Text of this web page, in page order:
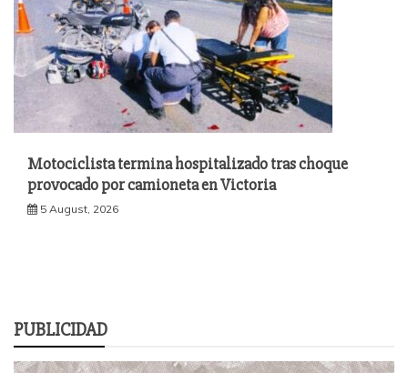
Motociclista termina hospitalizado tras choque
provocado por camioneta en Victoria
5 August, 2026
PUBLICIDAD